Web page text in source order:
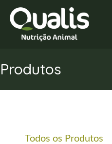
Produtos
Todos os Produtos